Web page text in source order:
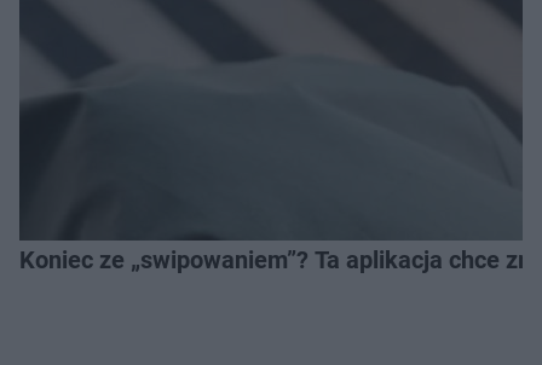
Koniec ze „swipowaniem”? Ta aplikacja chce